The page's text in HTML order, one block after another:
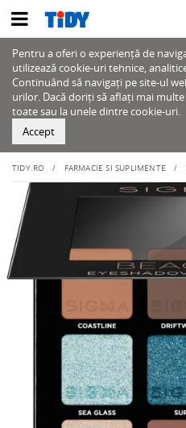
Pentru a oferi o experiență de
utilizează cookie-uri tehnice,
Continuând să navigați pe site-ul
urilor. Dacă doriți să aflați mai
toate sau la unele dintre cookie-uri.
Accept
TIDY.RO FARMACIE SI SUPLIMENTE